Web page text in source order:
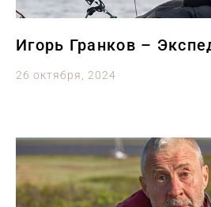
Игорь Гранков –
26 октября, 2024